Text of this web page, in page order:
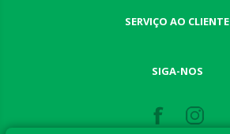
SERVIÇO AO CLIENTE
SIGA-NOS